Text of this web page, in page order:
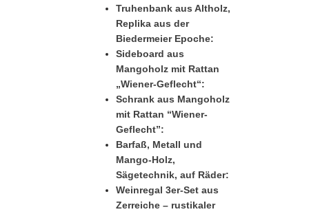
Truhenbank aus Altholz,
Replika aus der
Biedermeier Epoche:
Sideboard aus
Mangoholz mit Rattan
„Wiener-Geflecht“:
Schrank aus Mangoholz
mit Rattan “Wiener-
Geflecht”:
Barfaß, Metall und
Mango-Holz,
Sägetechnik, auf Räder:
Weinregal 3er-Set aus
Zerreiche – rustikaler